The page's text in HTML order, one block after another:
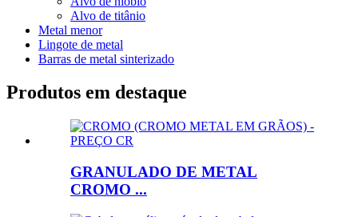
Alvo de titânio
Metal menor
Lingote de metal
Barras de metal sinterizado
Produtos em destaque
GRANULADO DE METAL
CROMO ...